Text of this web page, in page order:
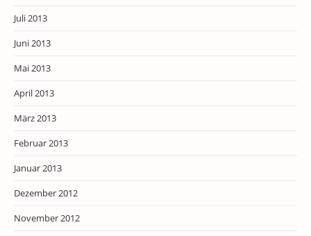
Juli 2013
Juni 2013
Mai 2013
April 2013
März 2013
Februar 2013
Januar 2013
Dezember 2012
November 2012